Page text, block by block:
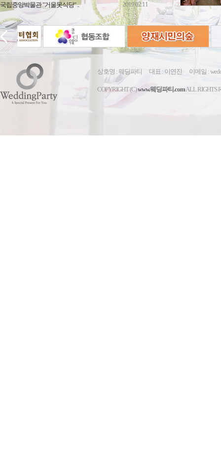
국립중앙박물관 "거울못식당" .. 2019.02.11
상호명 : 웨딩파티 대표 : 이연진 이메일 :
COPYRIGHT (C)www.웨딩파티.comALL RIGHTS